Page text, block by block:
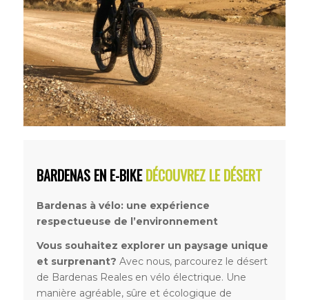
BARDENAS EN E-BIKEDÉCOUVREZ LE DÉSERT
Bardenas à vélo: une expérience
respectueuse de l’environnement
Vous souhaitez explorer un paysage unique
et surprenant? Avec nous, parcourez le désert
de Bardenas Reales en vélo électrique. Une
manière agréable, sûre et écologique de